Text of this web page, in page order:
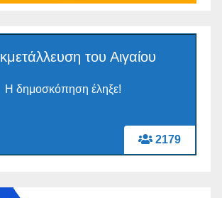
2179
του Αιγαίου
Η δημοσκόπηση έληξε!